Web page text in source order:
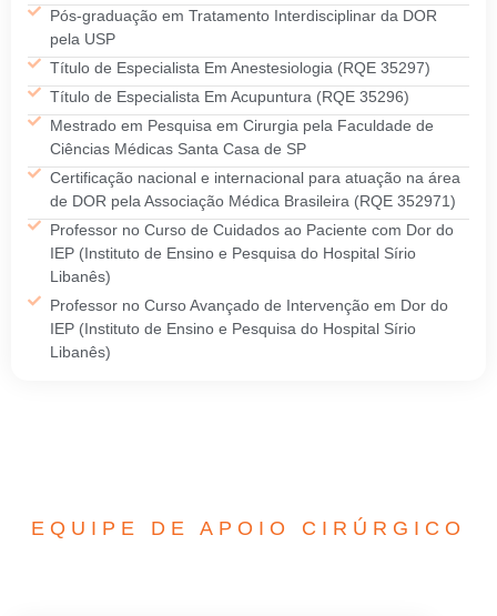
Pós-graduação em Tratamento Interdisciplinar da DOR
pela USP
Título de Especialista Em Anestesiologia (RQE 35297)
Título de Especialista Em Acupuntura (RQE 35296)
Mestrado em Pesquisa em Cirurgia pela Faculdade de
Ciências Médicas Santa Casa de SP
Certificação nacional e internacional para atuação na área
de DOR pela Associação Médica Brasileira (RQE 352971)
Professor no Curso de Cuidados ao Paciente com Dor do
IEP (Instituto de Ensino e Pesquisa do Hospital Sírio
Libanês)
Professor no Curso Avançado de Intervenção em Dor do
IEP (Instituto de Ensino e Pesquisa do Hospital Sírio
Libanês)
EQUIPE DE APOIO CIRÚRGICO